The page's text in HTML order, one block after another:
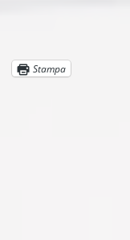
Stampa